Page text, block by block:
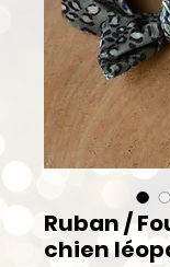
Ruban /
chien